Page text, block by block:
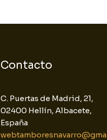
Contacto
C. Puertas de Madrid, 21,
02400 Hellín, Albacete,
España
webtamboresnavarro@gma